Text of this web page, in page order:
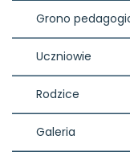
Grono
Uczniowie
Rodzice
Galeria